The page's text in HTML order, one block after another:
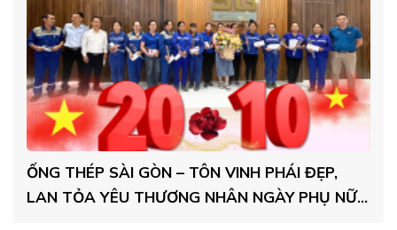
ĐẸP,
PHỤ NỮ
ỐNG THÉP SÀI GÒN TRAO TẶNG BÁNH
TRUNG THU CHO NHÂN VIÊN – LAN